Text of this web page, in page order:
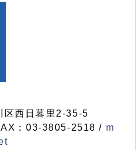
西日暮里2-35-5
：03-3805-2518 / m